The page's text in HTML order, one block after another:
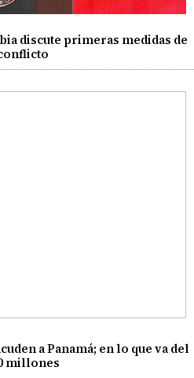
discute primeras medidas de
a Panamá; en lo que va del
millones